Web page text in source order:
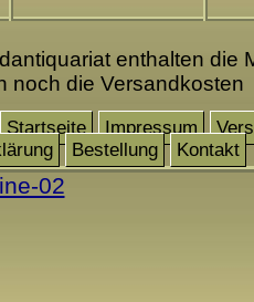
enthalten die
noch die Versandkosten
Startseite Impressum
Bestellung Kontakt
02